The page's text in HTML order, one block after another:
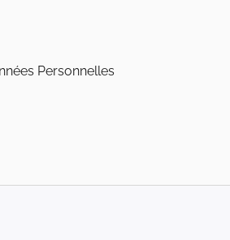
Personnelles